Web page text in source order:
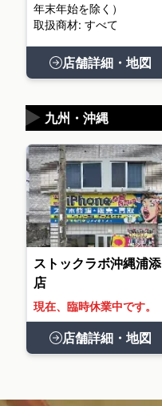
年末年始を除く）
取扱商材: すべて
店舗詳細・地図
九州・沖縄
▶
ストックラボ沖縄浦添
店
現在、臨時休業中です。
店舗詳細・地図